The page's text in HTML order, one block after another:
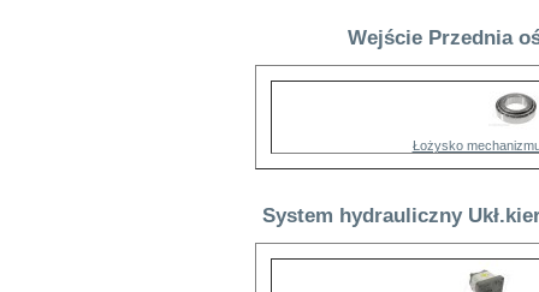
Wejście Przednia
Łożysko
System hydrauliczny